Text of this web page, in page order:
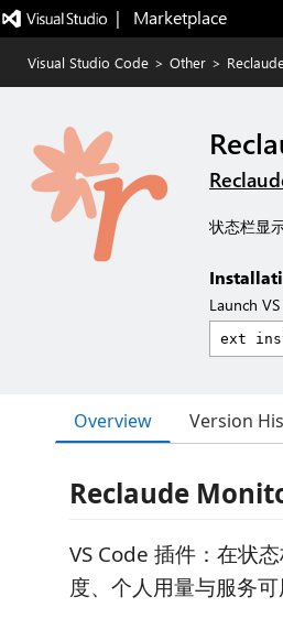
|   Marketplace
Visual Studio Code > Other >
状态栏显
Launch
Overview Version
Reclaude
VS Code 插件：在状
度、个人用量与服务可